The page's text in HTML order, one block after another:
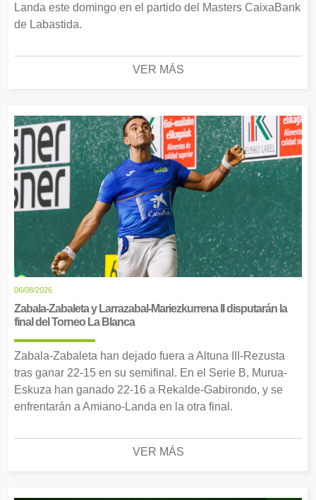
Landa este domingo en el partido del Masters CaixaBank
de Labastida.
VER MÁS
06/08/2026
Zabala-Zabaleta y Larrazabal-Mariezkurrena II disputarán la
final del Torneo La Blanca
Zabala-Zabaleta han dejado fuera a Altuna III-Rezusta
tras ganar 22-15 en su semifinal. En el Serie B, Murua-
Eskuza han ganado 22-16 a Rekalde-Gabirondo, y se
enfrentarán a Amiano-Landa en la otra final.
VER MÁS